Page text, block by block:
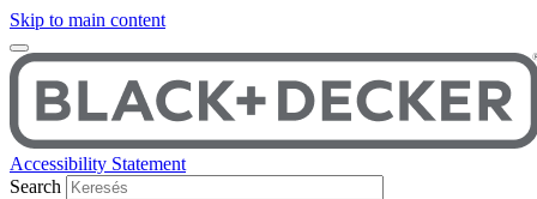
Skip to main content
Accessibility Statement
Search